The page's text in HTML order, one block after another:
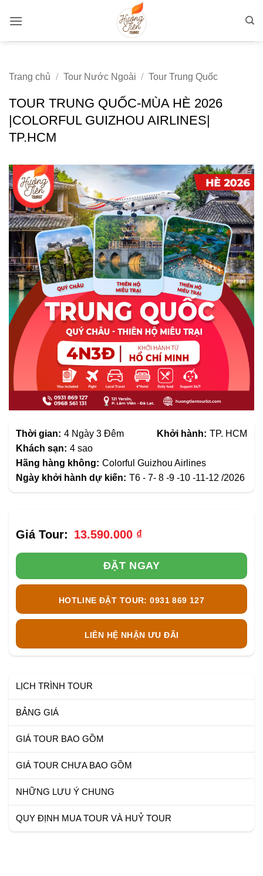
qua
Trang chủ / Tour Nước Ngoài / Tour Trung Quốc
TOUR TRUNG QUỐC-MÙA HÈ 2026
|COLORFUL GUIZHOU AIRLINES|
TP.HCM
Thời gian: 4 Ngày 3 Đêm Khởi hành: TP. HCM
Khách sạn: 4 sao
Hãng hàng không: Colorful Guizhou Airlines
Ngày khởi hành dự kiến: T6 - 7- 8 -9 -10 -11-12 /2026
13.590.000 ₫
ĐẶT NGAY
HOTLINE ĐẶT TOUR: 0931 869 127
LIÊN HỆ NHẬN ƯU ĐÃI
LỊCH TRÌNH TOUR
BẢNG GIÁ
GIÁ TOUR BAO GỒM
GIÁ TOUR CHƯA BAO GỒM
NHỮNG LƯU Ý CHUNG
QUY ĐỊNH MUA TOUR VÀ HUỶ TOUR